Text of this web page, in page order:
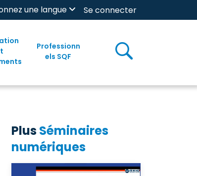
une langue Se connecter
Professionn
els SQF
PlusSéminaires
numériques